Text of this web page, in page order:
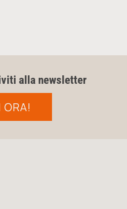
alla newsletter
ORA!